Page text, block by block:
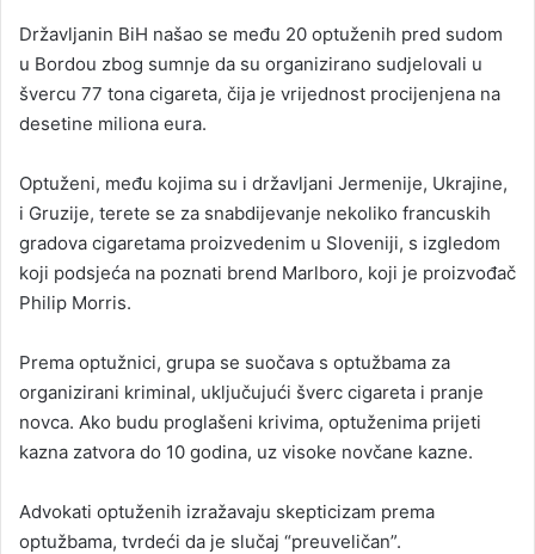
Državljanin BiH našao se među 20 optuženih pred sudom
u Bordou zbog sumnje da su organizirano sudjelovali u
švercu 77 tona cigareta, čija je vrijednost procijenjena na
desetine miliona eura.
Optuženi, među kojima su i državljani Jermenije, Ukrajine,
i Gruzije, terete se za snabdijevanje nekoliko francuskih
gradova cigaretama proizvedenim u Sloveniji, s izgledom
koji podsjeća na poznati brend Marlboro, koji je proizvođač
Philip Morris.
Prema optužnici, grupa se suočava s optužbama za
organizirani kriminal, uključujući šverc cigareta i pranje
novca. Ako budu proglašeni krivima, optuženima prijeti
kazna zatvora do 10 godina, uz visoke novčane kazne.
Advokati optuženih izražavaju skepticizam prema
optužbama, tvrdeći da je slučaj “preuveličan”.